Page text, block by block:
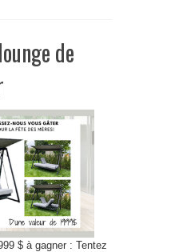
de
$ à gagner : Tentez